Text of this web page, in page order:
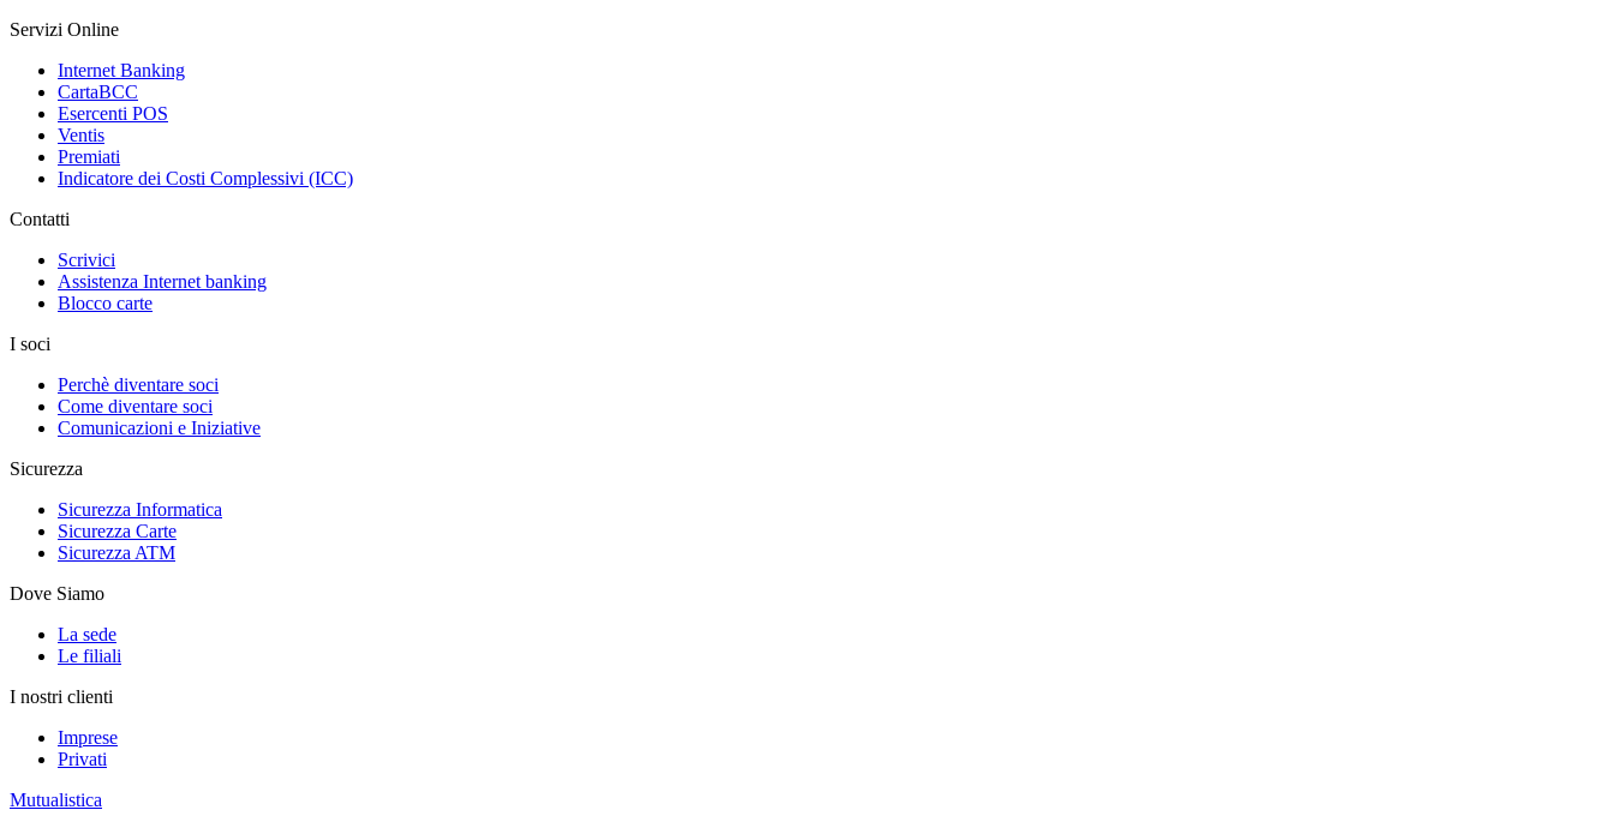
Servizi Online
Internet Banking
CartaBCC
Esercenti POS
Ventis
Premiati
Indicatore dei Costi Complessivi (ICC)
Contatti
Scrivici
Assistenza Internet banking
Blocco carte
I soci
Perchè diventare soci
Come diventare soci
Comunicazioni e Iniziative
Sicurezza
Sicurezza Informatica
Sicurezza Carte
Sicurezza ATM
Dove Siamo
La sede
Le filiali
I nostri clienti
Imprese
Privati
Mutualistica